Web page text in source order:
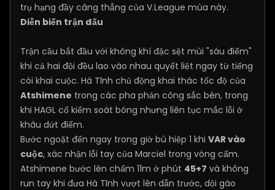
trụ hạng đầy căng thẳng của V.League mùa này.
Diễn biến trận đấu
Trận cầu bắt đầu với không khí đặc sệt mùi "sáu điểm"
khi cả hai đội đều lao vào nhau quyết liệt ngay từ tiếng
còi khai cuộc. Hà Tĩnh chủ động khai thác tốc độ của
Atshimene trong các pha phản công sắc bén, trong
khi HAGL cố kiểm soát bóng nhưng liên tục mắc lỗi ở
khâu dứt điểm.
Bước ngoặt đến ngay trong giờ bù hiệp 1 khi VAR vào
cuộc, xác nhận lỗi tay của Marciel trong vòng cấm.
Atshimene bước lên chấm 11m ở phút 45+7 và không
run tay khi đưa Hà Tĩnh vượt lên dẫn trước, dội gáo